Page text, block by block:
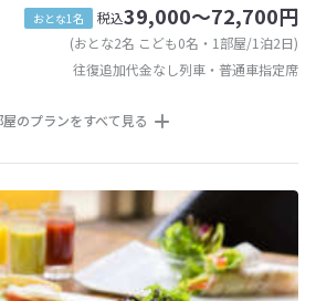
おとな1名 税込39,000～72,700円
(おとな2名 こども0名・1部屋/1泊2日)
往復追加代金なし列車・普通車指定席
屋のプランをすべて見る